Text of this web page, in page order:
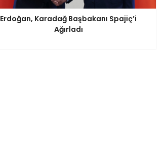
Erdoğan, Karadağ Başbakanı Spajiç’i
Ağırladı